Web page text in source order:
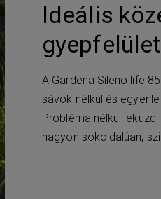
Ideális
A Gardena Sileno life
sávok nélkül és
Probléma nélkül
nagyon sokoldalúan,